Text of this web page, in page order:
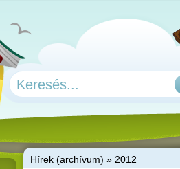
Hírek (archívum) » 2012